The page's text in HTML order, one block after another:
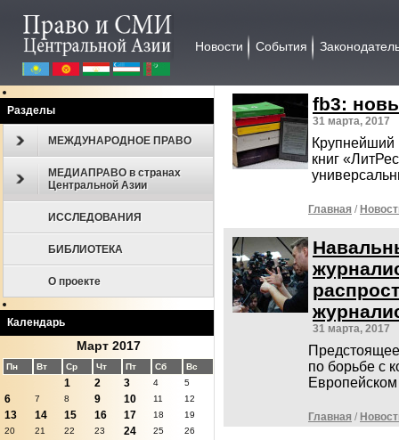
Новости События
Разделы
МЕЖДУНАРОДНОЕ ПРАВО
МЕДИАПРАВО в странах
Центральной Азии
ИССЛЕДОВАНИЯ
БИБЛИОТЕКА
О проекте
Календарь
Март 2017
Пн Вт Ср Чт Пт Сб Вс
1 2 3 4 5
6 7 8 9 10 11 12
13 14 15 16 17 18
19
20
21 22 23 24 25 26
fb3:
31 марта, 2017
Крупнейший
книг
Главная /
31 марта, 2017
по борьбе с
Главная /